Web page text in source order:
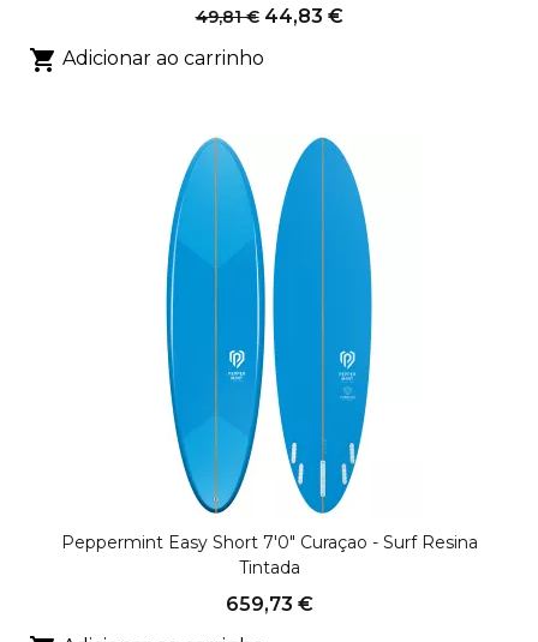
49,81 € 44,83 €
 Adicionar ao carrinho
Peppermint Easy Short 7'0" Curaçao - Surf Resina
Tintada
659,73 €